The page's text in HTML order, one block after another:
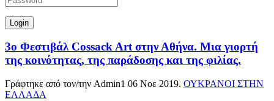
3ο Φεστιβάλ Cossack Art στην Αθήνα. Μια γιορτή
της κοινότητας, της παράδοσης και της φιλίας.
Γράφτηκε από τον/την Admin1 06 Νοε 2019. ΟΥΚΡΑΝΟΙ ΣΤΗΝ
ΕΛΛΑΔΑ